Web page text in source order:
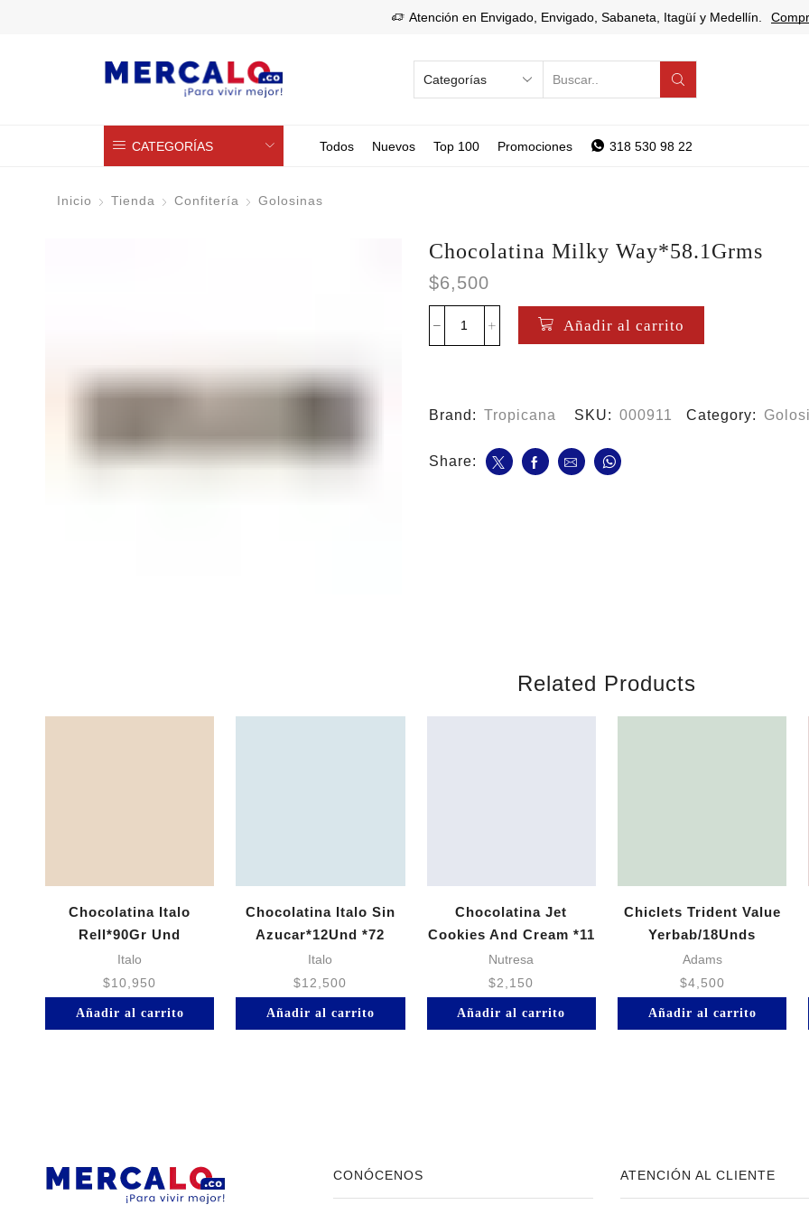
Atención en Envigado, Envigado, Sabaneta, Itagüí y Medellín.
SEARCH
CATEGORÍAS Todos Nuevos Top 100 Promociones 318 530 98 22
Inicio Tienda Confitería Golosinas
Chocolatina Milky Way*58.1Grms
$6,500
Chocolatina
Añadir al carrito
Brand: Tropicana SKU: 000911 Category:
Share:
Related Products
Chocolatina Italo
Rell*90Gr Und
Italo
$10,950
Añadir al carrito
Chocolatina Italo Sin
Azucar*12Und *72
Italo
$12,500
Añadir al carrito
Chocolatina Jet
Cookies And Cream *11
Gr
Nutresa
$2,150
Añadir al carrito
Chiclets Trident Value
Yerbab/18Unds
Adams
$4,500
Añadir al carrito
CONÓCENOS ATENCIÓN AL CLIENTE